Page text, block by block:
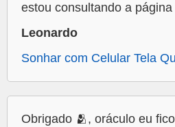
estou consultando a
Leonardo
Sonhar com Celular Tela
Obrigado 🫂, oráculo eu